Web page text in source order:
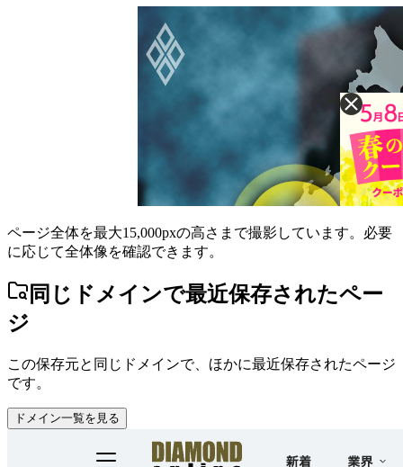
ページ全体を最大15,000pxの高さまで撮影しています。必要
に応じて全体像を確認できます。
同じドメインで最近保存されたペー
ジ
この保存元と同じドメインで、ほかに最近保存されたページ
です。
ドメイン一覧を見る